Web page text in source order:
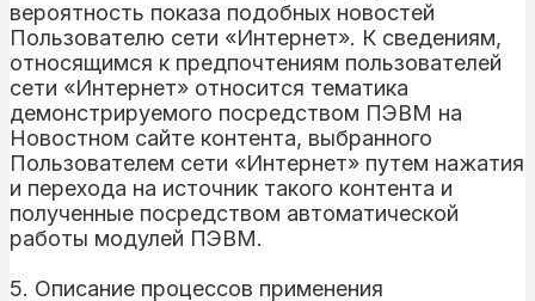
вероятность показа подобных новостей
Пользователю сети «Интернет». К сведениям,
относящимся к предпочтениям пользователей
сети «Интернет» относится тематика
демонстрируемого посредством ПЭВМ на
Новостном сайте контента, выбранного
Пользователем сети «Интернет» путем нажатия
и перехода на источник такого контента и
полученные посредством автоматической
работы модулей ПЭВМ.
5. Описание процессов применения